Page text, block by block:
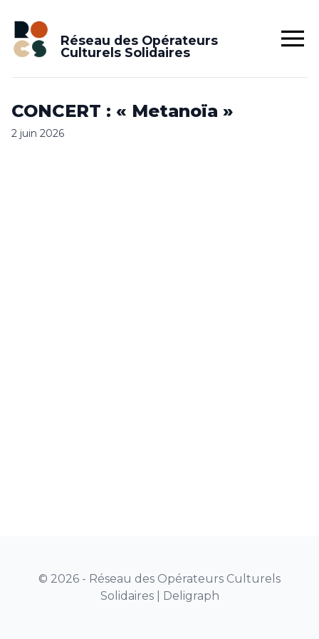
Réseau des Opérateurs
Culturels Solidaires
CONCERT : « Metanoïa »
2 juin 2026
© 2026 - Réseau des Opérateurs Culturels
Solidaires | Deligraph